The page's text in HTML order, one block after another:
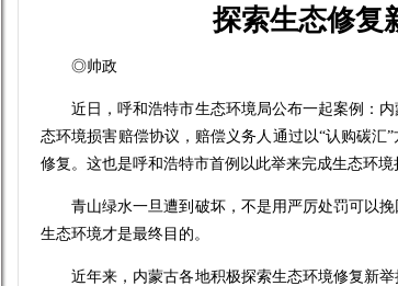
探索生态修复
◎帅政
近日，呼和浩特市生态环境局公布一起案例：内
态环境损害赔偿协议，赔偿义务人通过以“认购碳汇
修复。这也是呼和浩特市首例以此举来完成生态环境
青山绿水一旦遭到破坏，不是用严厉处罚可以挽
生态环境才是最终目的。
近年来，内蒙古各地积极探索生态环境修复新举